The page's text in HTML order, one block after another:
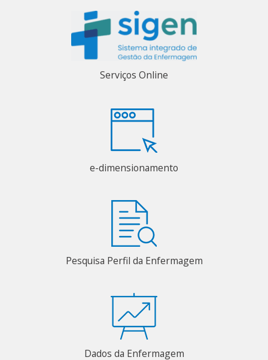
Serviços Online
e-dimensionamento
Pesquisa Perfil da Enfermagem
Dados da Enfermagem